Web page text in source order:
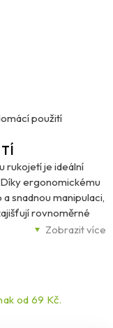
použití
Zobrazit více
rukojetí je ideální
ergonomickému
snadnou manipulaci,
rovnoměrné
– ideální pro dřevo,
projektů. Je
řemeslníky, kteří
natírání.
od 69 Kč.